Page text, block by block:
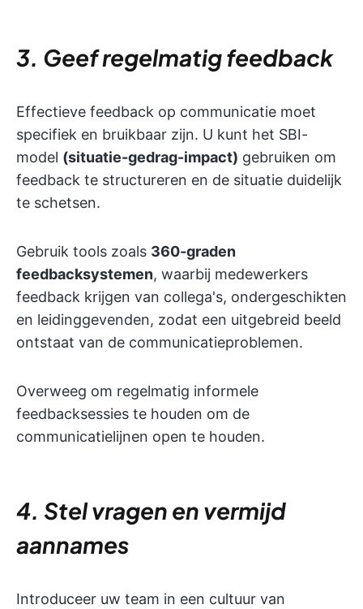
3. Geef regelmatig feedback
Effectieve feedback op communicatie moet
specifiek en bruikbaar zijn. U kunt het SBI-
model (situatie-gedrag-impact) gebruiken om
feedback te structureren en de situatie duidelijk
te schetsen.
Gebruik tools zoals 360-graden
feedbacksystemen, waarbij medewerkers
feedback krijgen van collega's, ondergeschikten
en leidinggevenden, zodat een uitgebreid beeld
ontstaat van de communicatieproblemen.
Overweeg om regelmatig informele
feedbacksessies te houden om de
communicatielijnen open te houden.
4. Stel vragen en vermijd
aannames
Introduceer uw team in een cultuur van